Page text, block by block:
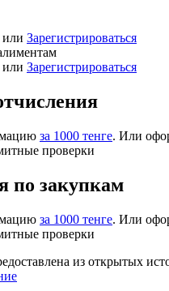
или Зарегистрироваться
или Зарегистрироваться
за 1000 тенге. Или
проверки
по закупкам
за 1000 тенге. Или
проверки
из открытых